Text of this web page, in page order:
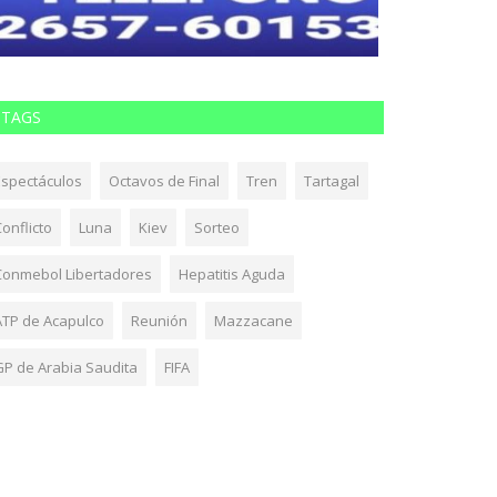
TAGS
Octavos de Final Tren Tartagal
Luna Kiev Sorteo
Libertadores Hepatitis Aguda
de Acapulco Reunión Mazzacane
de Arabia Saudita FIFA